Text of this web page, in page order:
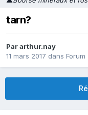
tarn?
Pararthur.nay
11 mars 2017 dans Forum